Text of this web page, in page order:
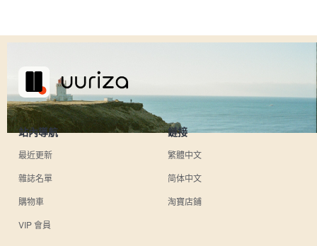
站內導航
最近更新
雜誌名單
購物車
VIP 會員
鏈接
繁體中文
简体中文
淘寶店鋪